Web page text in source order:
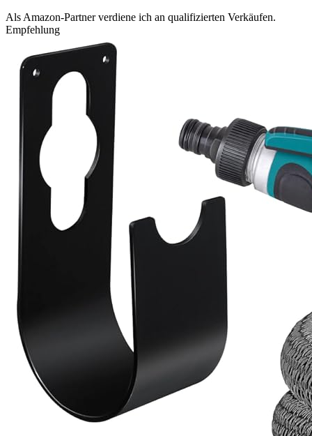
Als Amazon-Partner verdiene ich an qualifizierten Verkäufen.
Empfehlung